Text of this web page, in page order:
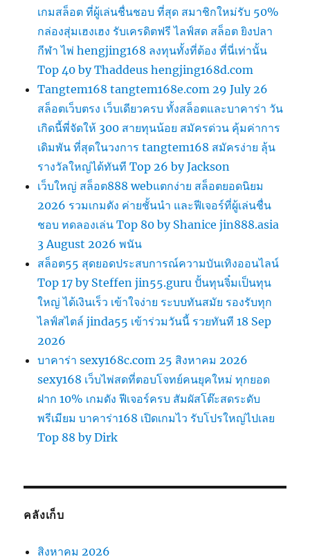
เกมสล็อต ที่ผู้เล่นชื่นชอบ ที่สุด สมาชิกใหม่รับ 50%
กล่องสุ่มเฮงเฮง รับเครดิตฟรี ไลฟ์สด สล็อต ยิงปลา
กีฬา ไพ่ hengjing168 ลงทุนทั้งที่ต้อง ที่นี่เท่านั้น
Top 40 by Thaddeus hengjing168d.com
Tangtem168 tangtem168e.com 29 July 26
สล็อตเว็บตรง เว็บเดียวครบ ทั้งสล็อตและบาคาร่า วัน
เกิดนี้พี่จัดให้ 300 สายทุนน้อย สมัครด่วน คุ้มค่าการ
เดิมพัน ที่สุดในวงการ tangtem168 สมัครง่าย ลุ้น
รางวัลใหญ่ได้ทันที Top 26 by Jackson
เว็บใหญ่ สล็อต888 webแตกง่าย สล็อตยอดนิยม
2026 รวมเกมดัง ค่ายชั้นนำ และฟีเจอร์ที่ผู้เล่นชื่น
ชอบ ทดลองเล่น Top 80 by Shanice jin888.asia
3 August 2026 พนัน
สล็อต55 สุดยอดประสบการณ์ความบันเทิงออนไลน์
Top 17 by Steffen jin55.guru ปั้นทุนจิ๋มเป็นทุน
ใหญ่ ได้เงินเร็ว เข้าใจง่าย ระบบทันสมัย รองรับทุก
ไลฟ์สไตล์ jinda55 เข้าร่วมวันนี้ รวยทันที 18 Sep
2026
บาคาร่า sexy168c.com 25 สิงหาคม 2026
sexy168 เว็บไพ่สดที่ตอบโจทย์คนยุคใหม่ ทุกยอด
ฝาก 10% เกมดัง ฟีเจอร์ครบ สัมผัสโต๊ะสดระดับ
พรีเมียม บาคาร่า168 เปิดเกมไว รับโปรใหญ่ไปเลย
Top 88 by Dirk
คลังเก็บ
สิงหาคม 2026